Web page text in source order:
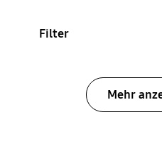
Filter
Mehr